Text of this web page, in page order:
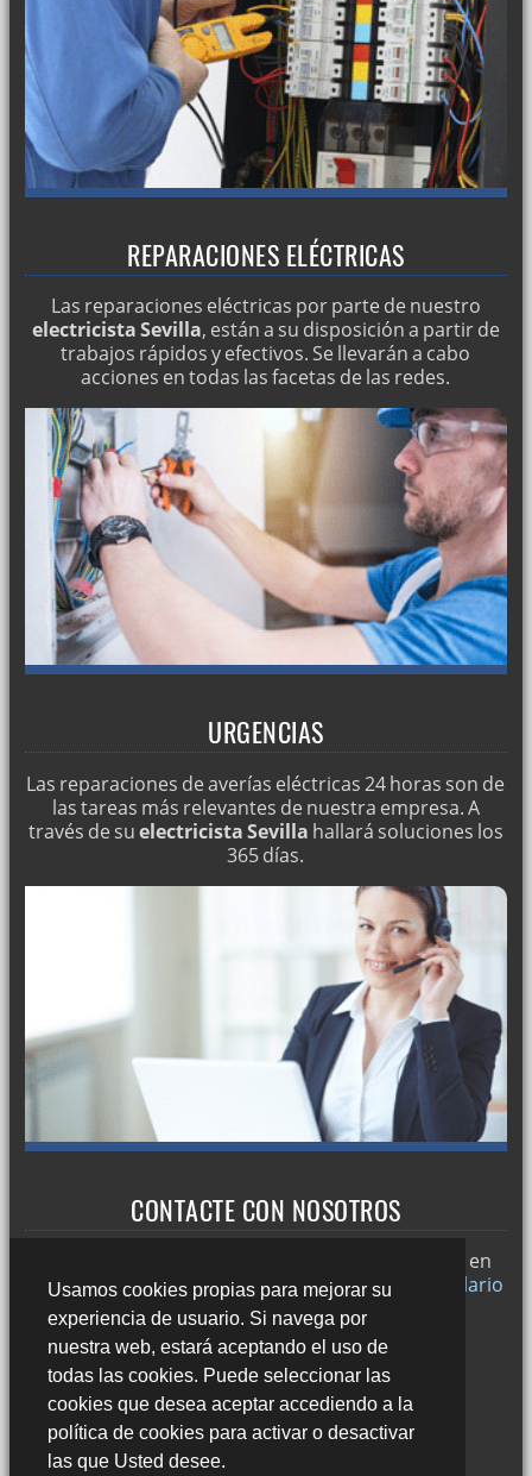
Usamos cookies propias para mejorar su
experiencia de usuario. Si navega por
nuestra web, estará aceptando el uso de
todas las cookies. Puede seleccionar las
cookies que desea aceptar accediendo a la
política de cookies para activar o desactivar
las que Usted desee.
REPARACIONES ELÉCTRICAS
Las reparaciones eléctricas por parte de nuestro
electricista Sevilla, están a su disposición a partir de
trabajos rápidos y efectivos. Se llevarán a cabo
acciones en todas las facetas de las redes.
URGENCIAS
Las reparaciones de averías eléctricas 24 horas son de
las tareas más relevantes de nuestra empresa. A
través de suelectricista Sevilla hallará soluciones los
365 días.
CONTACTE CON NOSOTROS
y si desea puede ponerse en
contacto con nosotros a través de nuestro
formulario
de contacto o llamándonos al:
678 49 45 44